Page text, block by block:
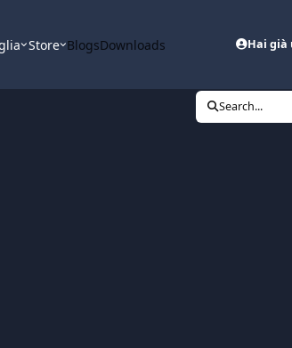
Store BlogsDownloads Hai già
Search...